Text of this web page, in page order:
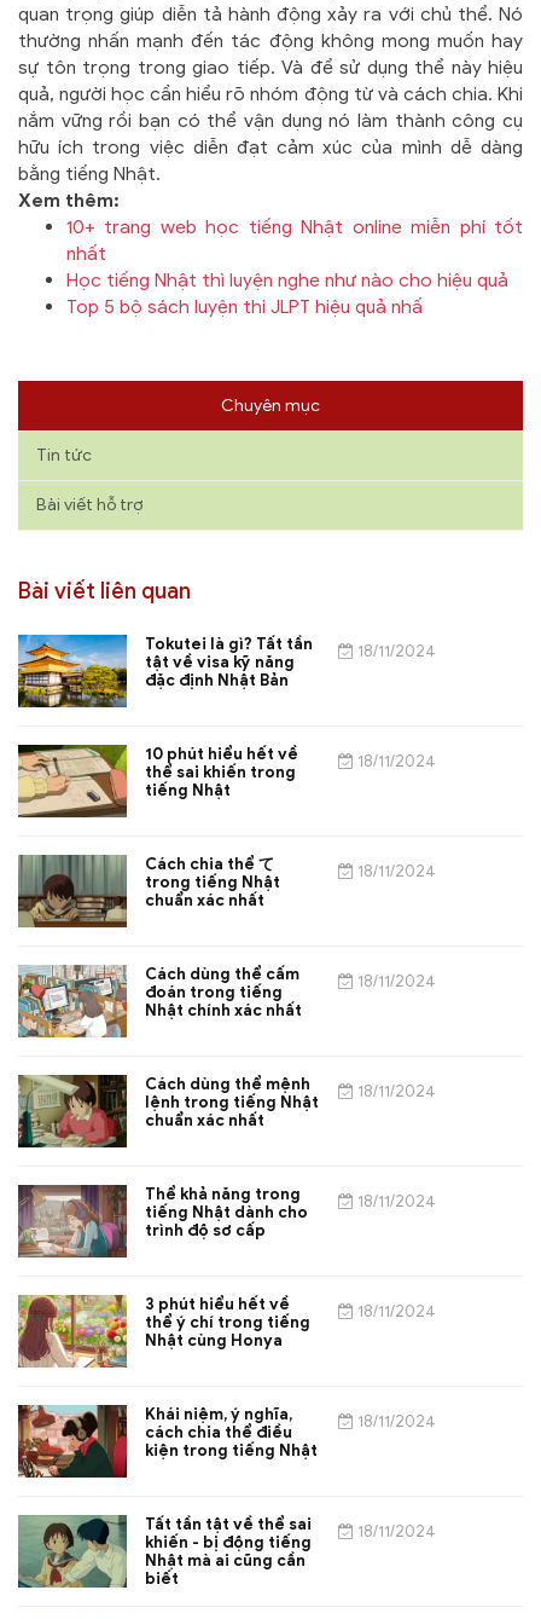
quan trọng giúp diễn tả hành động xảy ra với chủ thể. Nó
thường nhấn mạnh đến tác động không mong muốn hay
sự tôn trọng trong giao tiếp. Và để sử dụng thể này hiệu
quả, người học cần hiểu rõ nhóm động từ và cách chia. Khi
nắm vững rồi bạn có thể vận dụng nó làm thành công cụ
hữu ích trong việc diễn đạt cảm xúc của mình dễ dàng
bằng tiếng Nhật.
Xem thêm:
10+ trang web học tiếng Nhật online miễn phí tốt
nhất
Học tiếng Nhật thì luyện nghe như nào cho hiệu quả
Top 5 bộ sách luyện thi JLPT hiệu quả nhấ
Chuyên mục
Tin tức
Bài viết hỗ trợ
Bài viết liên quan
Tokutei là gì? Tất tần
tật về visa kỹ năng
đặc định Nhật Bản
18/11/2024
10 phút hiểu hết về
thể sai khiến trong
tiếng Nhật
18/11/2024
Cách chia thể て
trong tiếng Nhật
chuẩn xác nhất
18/11/2024
Cách dùng thể cấm
đoán trong tiếng
Nhật chính xác nhất
18/11/2024
Cách dùng thể mệnh
lệnh trong tiếng Nhật
chuẩn xác nhất
18/11/2024
Thể khả năng trong
tiếng Nhật dành cho
trình độ sơ cấp
18/11/2024
3 phút hiểu hết về
thể ý chí trong tiếng
Nhật cùng Honya
18/11/2024
Khái niệm, ý nghĩa,
cách chia thể điều
kiện trong tiếng Nhật
18/11/2024
Tất tần tật về thể sai
khiến - bị động tiếng
Nhật mà ai cũng cần
biết
18/11/2024